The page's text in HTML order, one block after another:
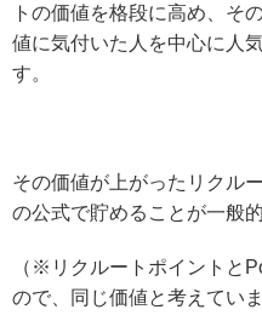
トの価値を格段に高め、そ
値に気付いた人を中心に人
す。
その価値が上がったリクル
の公式で貯めることが一般
（※リクルートポイントと
ので、同じ価値と考えていま